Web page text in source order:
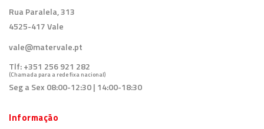
Rua Paralela, 313
4525-417 Vale
vale@matervale.pt
Tlf:+351 256 921 282
(Chamada para a rede fixa nacional)
Seg a Sex 08:00-12:30 | 14:00-18:30
Informação